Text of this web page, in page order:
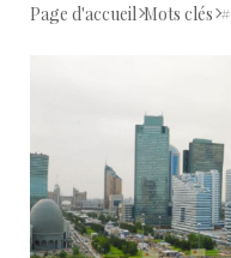
Page d'accueil Mots clés